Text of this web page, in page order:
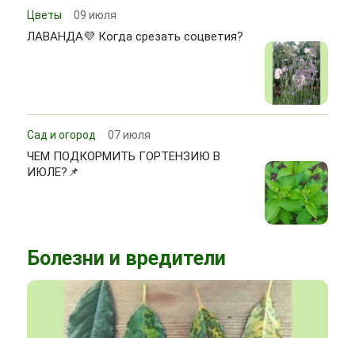
Цветы 09 июля
ЛАВАНДА💜 Когда срезать соцветия?
Сад и огород 07 июля
ЧЕМ ПОДКОРМИТЬ ГОРТЕНЗИЮ В
ИЮЛЕ?📌
Болезни и вредители